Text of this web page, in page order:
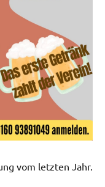
vom letzten Jahr.